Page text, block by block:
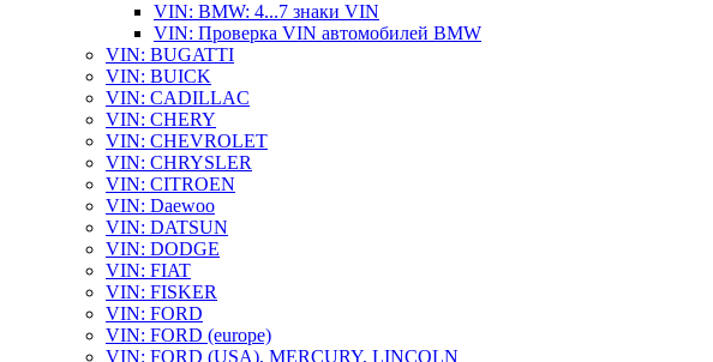
VIN: BMW: 4...7 знаки VIN
VIN: Проверка VIN автомобилей BMW
VIN: BUGATTI
VIN: BUICK
VIN: CADILLAC
VIN: CHERY
VIN: CHEVROLET
VIN: CHRYSLER
VIN: CITROEN
VIN: Daewoo
VIN: DATSUN
VIN: DODGE
VIN: FIAT
VIN: FISKER
VIN: FORD
VIN: FORD (europe)
VIN: FORD (USA), MERCURY, LINCOLN